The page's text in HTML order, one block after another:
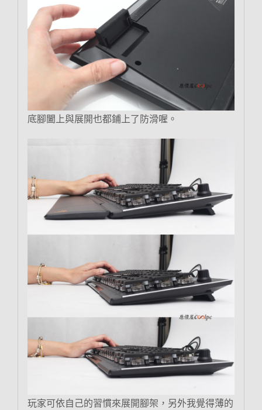
底腳闔上與展開也都鋪上了防滑喔。
玩家可依自己的習慣來展開腳架，另外我覺得薄的